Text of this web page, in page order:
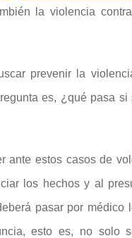
la violencia
prevenir la
es, ¿qué pasa
ante estos casos de
los hechos y al
pasar por médico
esto es, no solo